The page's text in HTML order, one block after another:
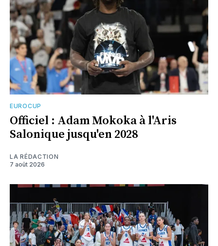
EUROCUP
Officiel : Adam Mokoka à l'Aris
Salonique jusqu'en 2028
LA RÉDACTION
7 août 2026